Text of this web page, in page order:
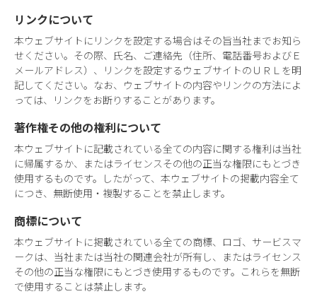
リンクについて
本ウェブサイトにリンクを設定する場合はその旨当社までお知ら
せください。その際、氏名、ご連絡先（住所、電話番号およびＥ
メールアドレス）、リンクを設定するウェブサイトのＵＲＬを明
記してください。なお、ウェブサイトの内容やリンクの方法によ
っては、リンクをお断りすることがあります。
著作権その他の権利について
本ウェブサイトに記載されている全ての内容に関する権利は当社
に帰属するか、またはライセンスその他の正当な権限にもとづき
使用するものです。したがって、本ウェブサイトの掲載内容全て
につき、無断使用・複製することを禁止します。
商標について
本ウェブサイトに掲載されている全ての商標、ロゴ、サービスマ
ークは、当社または当社の関連会社が所有し、またはライセンス
その他の正当な権限にもとづき使用するものです。これらを無断
で使用することは禁止します。